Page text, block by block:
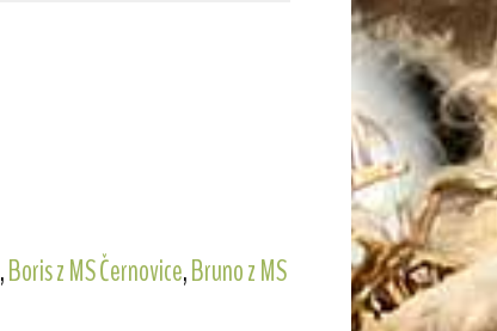
,Boris z MS Černovice,Bruno z MS